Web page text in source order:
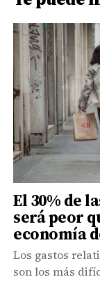
El 30% de
será peor
economía
Los gastos
son los más